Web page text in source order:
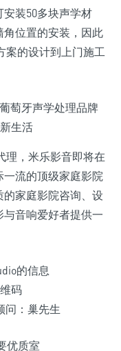
装50多块声学材
位置的安装，因此
案的设计到上门施工
理，米乐影音即将在
一流的顶级家庭影院
家庭影院咨询、设
音响爱好者提供一
的信息
码
问：巢先生